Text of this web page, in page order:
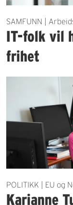
SAMFUNN |
IT-folk vil
frihet
POLITIKK | EU og
Karianne